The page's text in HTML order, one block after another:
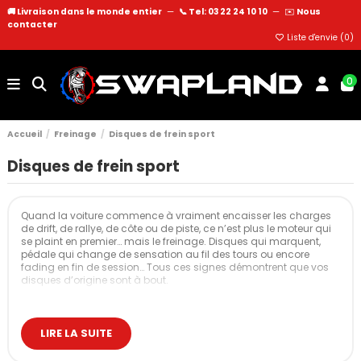
🚚 Livraison dans le monde entier — 📞 Tel: 03 22 24 10 10 — ✉️ Nous
contacter
Liste d'envie (0)
0
Accueil Freinage Disques de frein sport
Disques de frein sport
Quand la voiture commence à vraiment encaisser les charges
de drift, de rallye, de côte ou de piste, ce n’est plus le moteur qui
se plaint en premier… mais le freinage. Disques qui marquent,
pédale qui change de sensation au fil des tours ou encore
fading en fin de session… Tous ces signes démontrent que vos
disques d’origine sont à bout.
permettre à vos plaquettes ainsi qu’à vos étriers de driver dans
de bonnes conditions.
LIRE LA SUITE